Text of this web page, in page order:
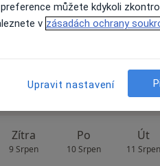
termínu není k
Zítra
9 Srpen
Po
10 Srpen
Út
11 Srpen
můžete kdykoli
v zásadách ochrany
Upravit nastavení